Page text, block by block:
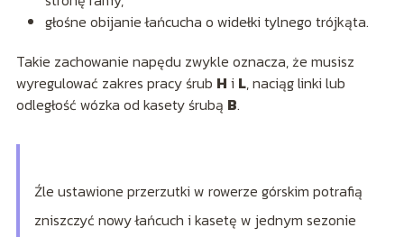
głośne obijanie łańcucha o widełki tylnego trójkąta.
Takie zachowanie napędu zwykle oznacza, że musisz
wyregulować zakres pracy śrub H i L, naciąg linki lub
odległość wózka od kasety śrubą B.
Źle ustawione przerzutki w rowerze górskim potrafią
zniszczyć nowy łańcuch i kasetę w jednym sezonie